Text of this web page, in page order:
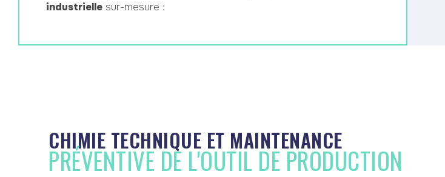
industrielle sur-mesure :
CHIMIE TECHNIQUE ET MAINTENANCE
PRÉVENTIVE DE L'OUTIL DE PRODUCTION